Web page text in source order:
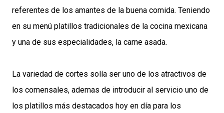
referentes de los amantes de la buena comida. Teniendo
en su menú platillos tradicionales de la cocina mexicana
y una de sus especialidades, la carne asada.
La variedad de cortes solía ser uno de los atractivos de
los comensales, ademas de introducir al servicio uno de
los platillos más destacados hoy en día para los